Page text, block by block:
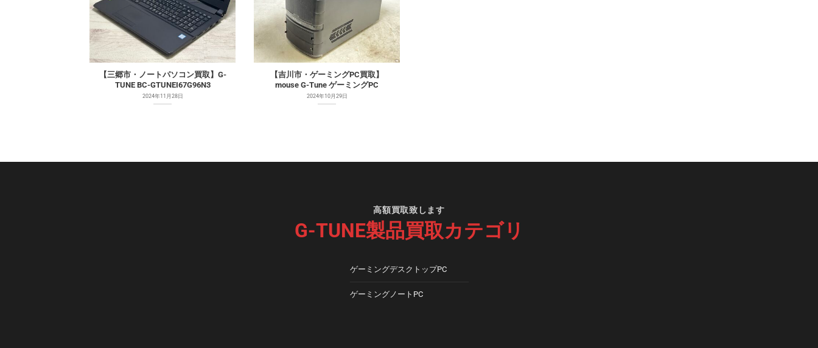
【三郷市・ノートパソコン買取】G-
TUNE BC-GTUNEI67G96N3
2024年11月28日
【吉川市・ゲーミングPC買取】
mouse G-Tune ゲーミングPC
2024年10月29日
高額買取致します
G-TUNE製品買取カテゴリ
ゲーミングデスクトップPC
ゲーミングノートPC